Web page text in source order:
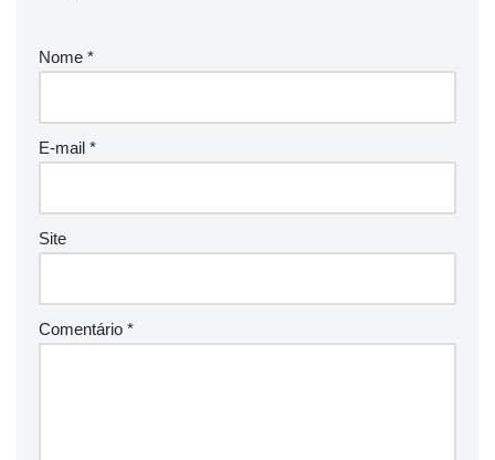
Nome *
E-mail *
Site
Comentário *